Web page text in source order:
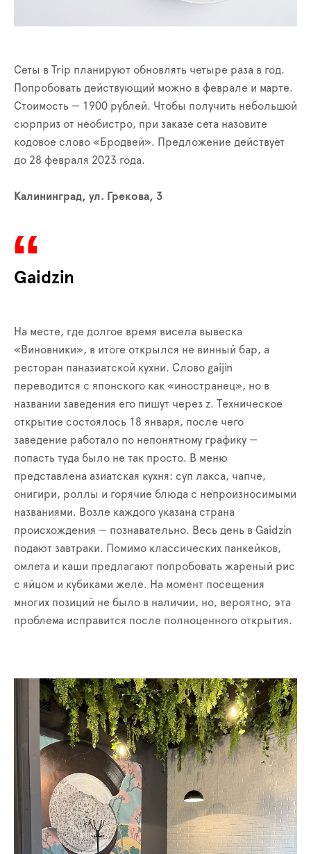
Сеты в Trip планируют обновлять четыре раза в год.
Попробовать действующий можно в феврале и марте.
Стоимость — 1900 рублей. Чтобы получить небольшой
сюрприз от необистро, при заказе сета назовите
кодовое слово «Бродвей». Предложение действует
до 28 февраля 2023 года.
Калининград, ул. Грекова, 3
Gaidzin
На месте, где долгое время висела вывеска
«Виновники», в итоге открылся не винный бар, а
ресторан паназиатской кухни. Слово gaijin
переводится с японского как «иностранец», но в
названии заведения его пишут через z. Техническое
открытие состоялось 18 января, после чего
заведение работало по непонятному графику —
попасть туда было не так просто. В меню
представлена азиатская кухня: суп лакса, чапче,
онигири, роллы и горячие блюда с непроизносимыми
названиями. Возле каждого указана страна
происхождения — познавательно. Весь день в Gaidzin
подают завтраки. Помимо классических панкейков,
омлета и каши предлагают попробовать жареный рис
с яйцом и кубиками желе. На момент посещения
многих позиций не было в наличии, но, вероятно, эта
проблема исправится после полноценного открытия.